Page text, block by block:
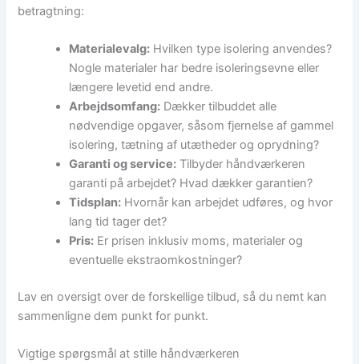
betragtning:
Materialevalg: Hvilken type isolering anvendes?
Nogle materialer har bedre isoleringsevne eller
længere levetid end andre.
Arbejdsomfang: Dækker tilbuddet alle
nødvendige opgaver, såsom fjernelse af gammel
isolering, tætning af utætheder og oprydning?
Garanti og service: Tilbyder håndværkeren
garanti på arbejdet? Hvad dækker garantien?
Tidsplan: Hvornår kan arbejdet udføres, og hvor
lang tid tager det?
Pris: Er prisen inklusiv moms, materialer og
eventuelle ekstraomkostninger?
Lav en oversigt over de forskellige tilbud, så du nemt kan
sammenligne dem punkt for punkt.
Vigtige spørgsmål at stille håndværkeren